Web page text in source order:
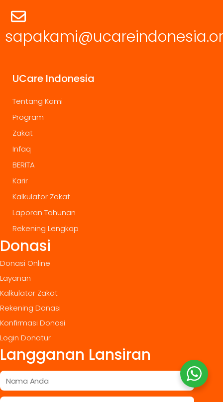
UCare Indonesia
Tentang Kami
Program
Zakat
Infaq
BERITA
Karir
Kalkulator Zakat
Laporan Tahunan
Rekening Lengkap
Donasi
Donasi Online
Layanan
Kalkulator Zakat
Rekening Donasi
Konfirmasi Donasi
Login Donatur
Langganan Lansiran